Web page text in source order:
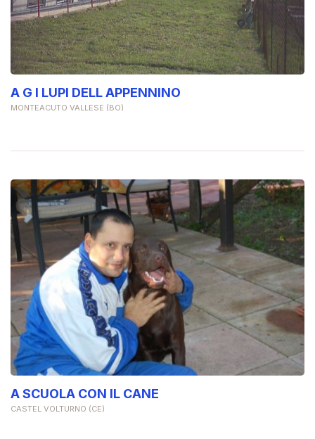
A G I LUPI DELL APPENNINO
MONTEACUTO VALLESE (BO)
A SCUOLA CON IL CANE
CASTEL VOLTURNO (CE)